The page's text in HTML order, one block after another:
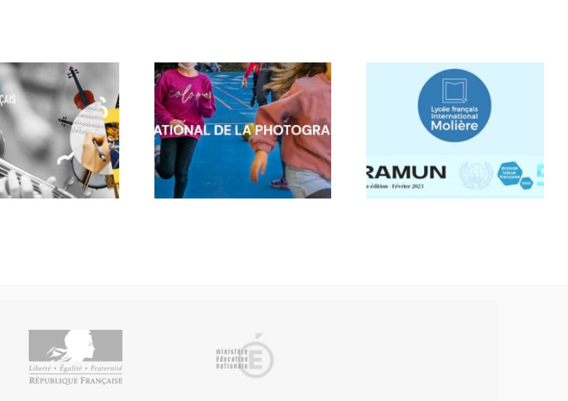
Concours
photo au LFI
Malaga
L’ONU au LF
Molière de
Saragosse
100% de
réussite au
Bachibac